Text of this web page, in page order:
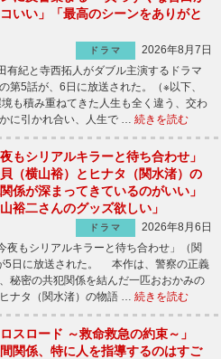
いい」「最高のシーンをありがと
ドラマ
2026年8月7日
有紀と寺西拓人がダブル主演するドラマ
第5話が、6日に放送された。（※以下、
も積み重ねてきた人生も全く違う、交わ
に引かれ合い、人生で … 続きを読む
夜もシリアルキラーと待ち合わせ」
貝（横山裕）とヒナタ（関水渚）の
係が深まってきているのがいい」
山裕二さんのグッズ欲しい」
ドラマ
2026年8月6日
夜もシリアルキラーと待ち合わせ」（関
5日に放送された。 本作は、警察の正義
秘密の共犯関係を結んだ一匹おおかみの
ナタ（関水渚）の物語 … 続きを読む
ロスロード ～救命救急の約束～」
間関係、特に人を指導するのはすご